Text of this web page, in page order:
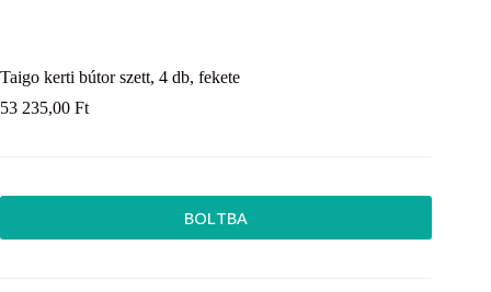
Taigo kerti bútor szett, 4 db, fekete
53 235,00 Ft
BOLTBA